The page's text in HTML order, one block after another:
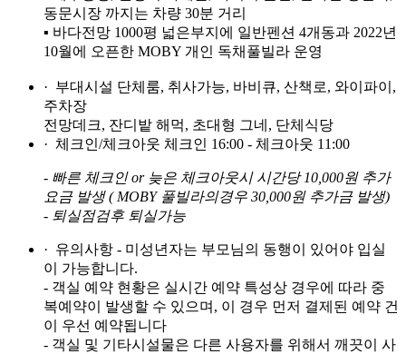
동문시장 까지는 차량 30분 거리
▪ 바다전망 1000평 넓은부지에 일반펜션 4개동과 2022년
10월에 오픈한 MOBY 개인 독채풀빌라 운영
· 부대시설 단체룸, 취사가능, 바비큐, 산책로, 와이파이,
주차장
전망데크, 잔디밭 해먹, 초대형 그네, 단체식당
· 체크인/체크아웃 체크인 16:00 - 체크아웃 11:00
- 빠른 체크인 or 늦은 체크아웃시 시간당 10,000원 추가
요금 발생 ( MOBY 풀빌라의경우 30,000원 추가금 발생)
- 퇴실점검후 퇴실가능
· 유의사항 - 미성년자는 부모님의 동행이 있어야 입실
이 가능합니다.
- 객실 예약 현황은 실시간 예약 특성상 경우에 따라 중
복예약이 발생할 수 있으며, 이 경우 먼저 결제된 예약 건
이 우선 예약됩니다
- 객실 및 기타시설물은 다른 사용자를 위해서 깨끗이 사